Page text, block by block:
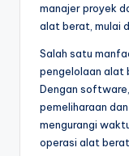
manajer proyek
alat berat, mulai
Salah satu
pengelolaan alat
Dengan
pemeliharaan
mengurangi
operasi alat berat.